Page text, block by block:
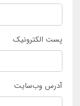
پست الکترونیک
آدرس وب‌سایت